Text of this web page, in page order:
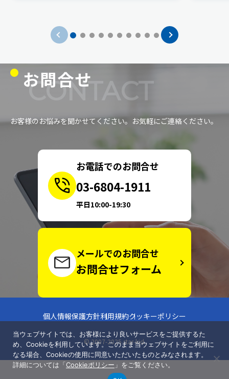
お問合せ
CONTACT
お客様のお悩みを聞かせてください。お気軽にご連絡ください。
お電話でのお問合せ
03-6804-1911
平日10:00-19:30
メールでのお問合せ
お問合せフォーム
個人情報保護方針利用規約クッキーポリシー
© 2007-2025 star-kid.
当ウェブサイトでは、お客様により良いサービスをご提供するた
め、Cookieを利用しています。このまま当ウェブサイトをご利用に
なる場合、Cookieの使用に同意いただいたものとみなされます。
詳細については「Cookieポリシー 」をご覧ください。